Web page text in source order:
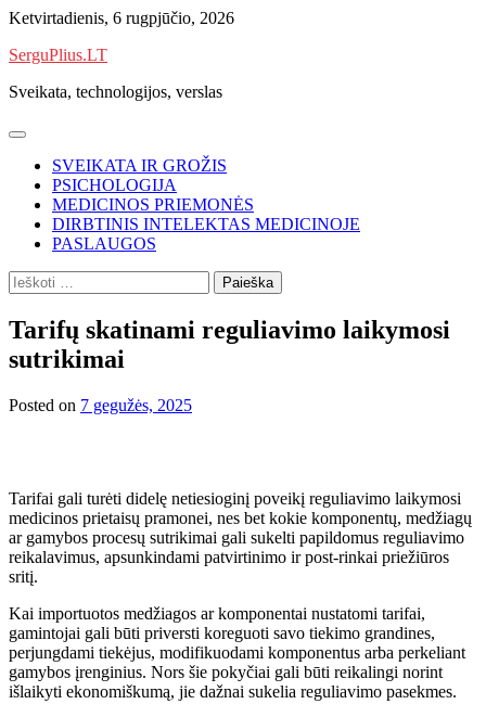
Skip
content
Ketvirtadienis, 6 rugpjūčio, 2026
SerguPlius.LT
Sveikata, technologijos, verslas
SVEIKATA IR GROŽIS
PSICHOLOGIJA
MEDICINOS PRIEMONĖS
DIRBTINIS INTELEKTAS MEDICINOJE
PASLAUGOS
Ieškoti:
Tarifų skatinami reguliavimo laikymosi
sutrikimai
Posted on 7 gegužės, 2025
Tarifai gali turėti didelę netiesioginį poveikį reguliavimo laikymosi
medicinos prietaisų pramonei, nes bet kokie komponentų, medžiagų
ar gamybos procesų sutrikimai gali sukelti papildomus reguliavimo
reikalavimus, apsunkindami patvirtinimo ir post-rinkai priežiūros
sritį.
Kai importuotos medžiagos ar komponentai nustatomi tarifai,
gamintojai gali būti priversti koreguoti savo tiekimo grandines,
perjungdami tiekėjus, modifikuodami komponentus arba perkeliant
gamybos įrenginius. Nors šie pokyčiai gali būti reikalingi norint
išlaikyti ekonomiškumą, jie dažnai sukelia reguliavimo pasekmes.